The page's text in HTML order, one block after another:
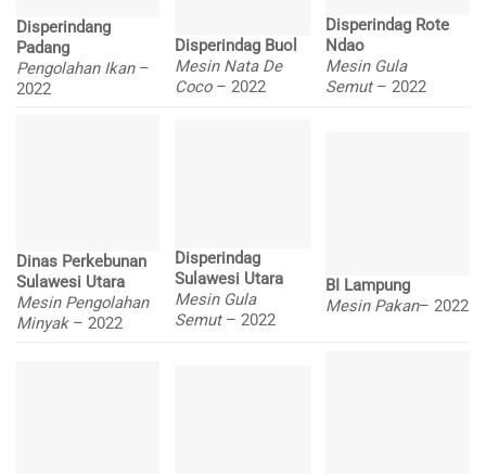
Disperindang
Padang
Pengolahan Ikan –
2022
Disperindag Buol
Mesin Nata De
Coco– 2022
Disperindag Rote
Ndao
Mesin Gula
Semut– 2022
Dinas Perkebunan
Sulawesi Utara
Mesin Pengolahan
Minyak– 2022
Disperindag
Sulawesi Utara
Mesin Gula
Semut– 2022
BI Lampung
Mesin Pakan– 2022